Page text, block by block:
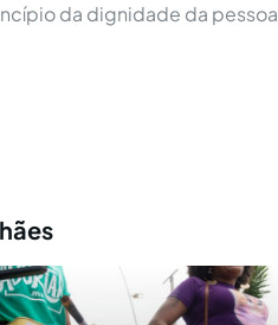
da dignidade da pessoa